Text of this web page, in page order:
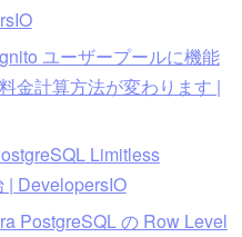
ユーザープールに機能
金計算方法が変わります |
Limitless
| DevelopersIO
PostgreSQL の Row Level